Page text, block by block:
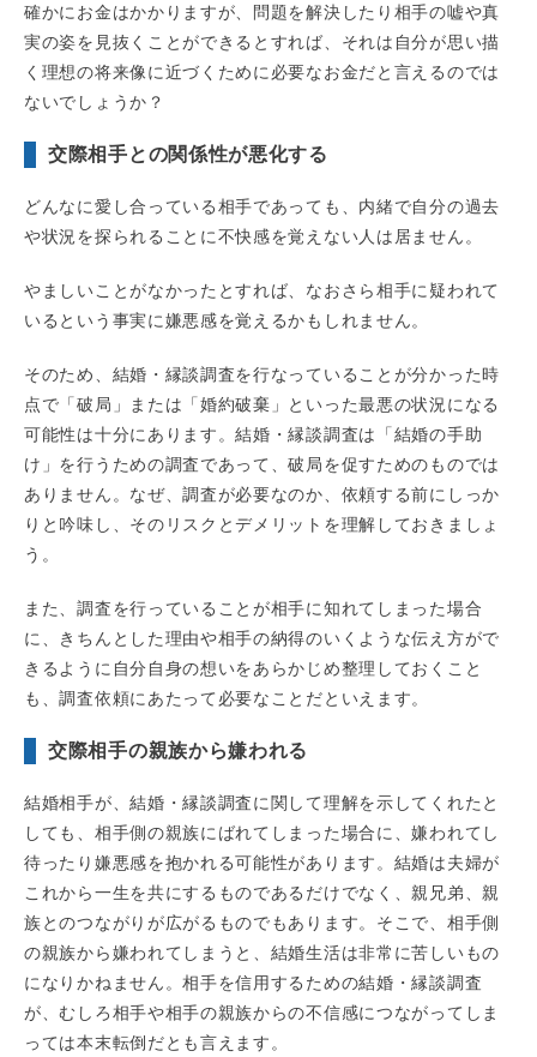
確かにお金はかかりますが、問題を解決したり相手の嘘や真
実の姿を見抜くことができるとすれば、それは自分が思い描
く理想の将来像に近づくために必要なお金だと言えるのでは
ないでしょうか？
交際相手との関係性が悪化する
どんなに愛し合っている相手であっても、内緒で自分の過去
や状況を探られることに不快感を覚えない人は居ません。
やましいことがなかったとすれば、なおさら相手に疑われて
いるという事実に嫌悪感を覚えるかもしれません。
そのため、結婚・縁談調査を行なっていることが分かった時
点で「破局」または「婚約破棄」といった最悪の状況になる
可能性は十分にあります。結婚・縁談調査は「結婚の手助
け」を行うための調査であって、破局を促すためのものでは
ありません。なぜ、調査が必要なのか、依頼する前にしっか
りと吟味し、そのリスクとデメリットを理解しておきましょ
う。
また、調査を行っていることが相手に知れてしまった場合
に、きちんとした理由や相手の納得のいくような伝え方がで
きるように自分自身の想いをあらかじめ整理しておくこと
も、調査依頼にあたって必要なことだといえます。
交際相手の親族から嫌われる
結婚相手が、結婚・縁談調査に関して理解を示してくれたと
しても、相手側の親族にばれてしまった場合に、嫌われてし
待ったり嫌悪感を抱かれる可能性があります。結婚は夫婦が
これから一生を共にするものであるだけでなく、親兄弟、親
族とのつながりが広がるものでもあります。そこで、相手側
の親族から嫌われてしまうと、結婚生活は非常に苦しいもの
になりかねません。相手を信用するための結婚・縁談調査
が、むしろ相手や相手の親族からの不信感につながってしま
っては本末転倒だとも言えます。